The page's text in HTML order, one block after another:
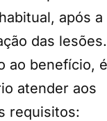
após a
das
ao benefício, é
atender aos
requisitos: